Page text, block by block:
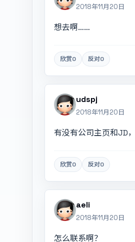
2018年11月20日
想去啊……
欣赏0 反对0
udspj
2018年11月20日
有没有公司主页和JD
欣赏0 反对0
aeli
2018年11月20日
怎么联系啊？